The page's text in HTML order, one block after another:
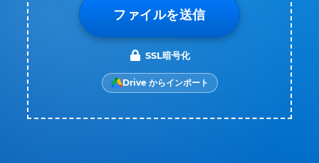
ファイルを送信
SSL暗号化
Drive からインポート